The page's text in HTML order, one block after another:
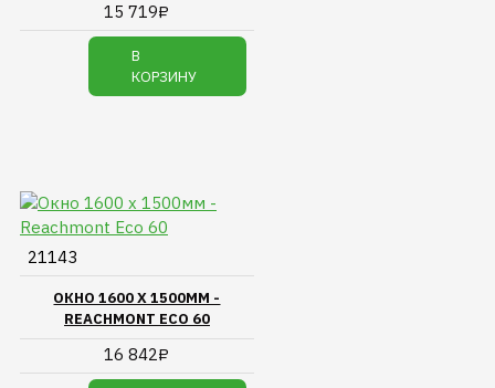
15 719₽
В
КОРЗИНУ
21143
ОКНО 1600 Х 1500ММ -
REACHMONT ECO 60
16 842₽